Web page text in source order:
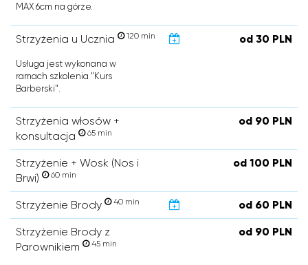
MAX 6cm na górze.
Strzyżenia u Ucznia 120 min od 30 PLN
Usługa jest wykonana w
ramach szkolenia "Kurs
Barberski".
Strzyżenia włosów +
konsultacja
65 min
od 90 PLN
Strzyżenie + Wosk (Nos i
Brwi)
60 min
od 100 PLN
Strzyżenie Brody 40 min od 60 PLN
Strzyżenie Brody z
Parownikiem
45 min
od 90 PLN